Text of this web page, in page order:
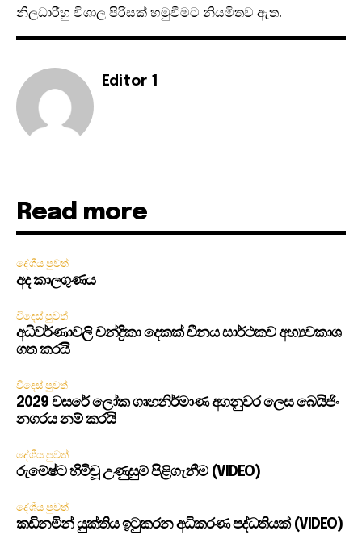
නිලධාරීහු විශාල පිරිසක් හමුවීමට නියමිතව ඇත.
Editor 1
Read more
දේශීය පුවත්
අද කාලගුණය
විදෙස් පුවත්
අධිවර්ණාවලි චන්ද්‍රිකා දෙකක් චීනය සාර්ථකව අභ්‍යවකාශ
ගත කරයි
විදෙස් පුවත්
2029 වසරේ ලෝක ගෘහනිර්මාණ අගනුවර ලෙස බෙයිජිං
නගරය නම් කරයි
දේශීය පුවත්
රුමේෂ්ට හිමිවූ උණුසුම් පිළිගැනීම (VIDEO)
දේශීය පුවත්
කඩිනමින් යුක්තිය ඉටුකරන අධිකරණ පද්ධතියක් (VIDEO)